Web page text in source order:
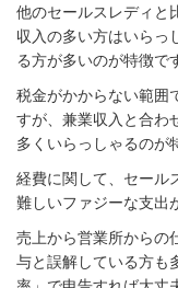
他のセールスレディと
収入の多い方はいらっ
る方が多いのが特徴で
税金がかからない範囲
すが、兼業収入と合わ
多くいらっしゃるのが
経費に関して、セール
難しいファジーな支出
売上から営業所からの
与と誤解している方も